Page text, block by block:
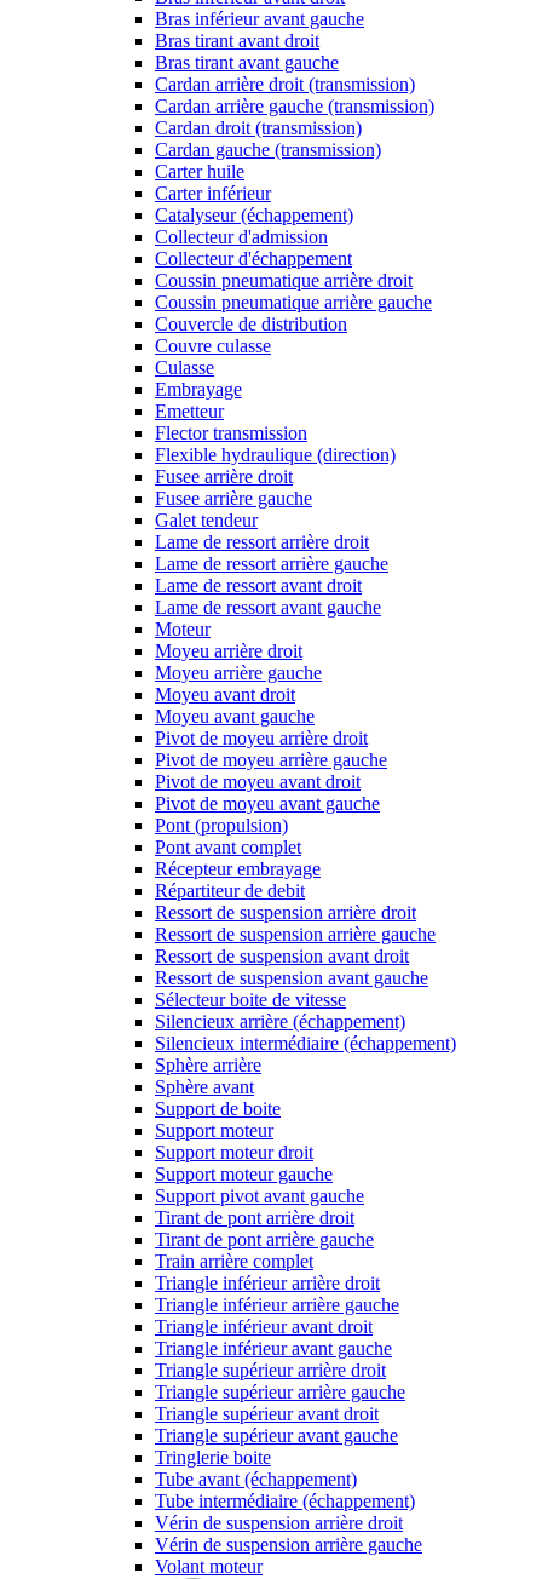
Bras inférieur avant gauche
Bras tirant avant droit
Bras tirant avant gauche
Cardan arrière droit (transmission)
Cardan arrière gauche (transmission)
Cardan droit (transmission)
Cardan gauche (transmission)
Carter huile
Carter inférieur
Catalyseur (échappement)
Collecteur d'admission
Collecteur d'échappement
Coussin pneumatique arrière droit
Coussin pneumatique arrière gauche
Couvercle de distribution
Couvre culasse
Culasse
Embrayage
Emetteur
Flector transmission
Flexible hydraulique (direction)
Fusee arrière droit
Fusee arrière gauche
Galet tendeur
Lame de ressort arrière droit
Lame de ressort arrière gauche
Lame de ressort avant droit
Lame de ressort avant gauche
Moteur
Moyeu arrière droit
Moyeu arrière gauche
Moyeu avant droit
Moyeu avant gauche
Pivot de moyeu arrière droit
Pivot de moyeu arrière gauche
Pivot de moyeu avant droit
Pivot de moyeu avant gauche
Pont (propulsion)
Pont avant complet
Récepteur embrayage
Répartiteur de debit
Ressort de suspension arrière droit
Ressort de suspension arrière gauche
Ressort de suspension avant droit
Ressort de suspension avant gauche
Sélecteur boite de vitesse
Silencieux arrière (échappement)
Silencieux intermédiaire (échappement)
Sphère arrière
Sphère avant
Support de boite
Support moteur
Support moteur droit
Support moteur gauche
Support pivot avant gauche
Tirant de pont arrière droit
Tirant de pont arrière gauche
Train arrière complet
Triangle inférieur arrière droit
Triangle inférieur arrière gauche
Triangle inférieur avant droit
Triangle inférieur avant gauche
Triangle supérieur arrière droit
Triangle supérieur arrière gauche
Triangle supérieur avant droit
Triangle supérieur avant gauche
Tringlerie boite
Tube avant (échappement)
Tube intermédiaire (échappement)
Vérin de suspension arrière droit
Vérin de suspension arrière gauche
Volant moteur